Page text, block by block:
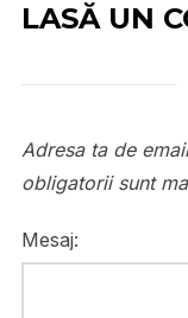
LASĂ UN
Adresa ta de
obligatorii sunt
Mesaj: